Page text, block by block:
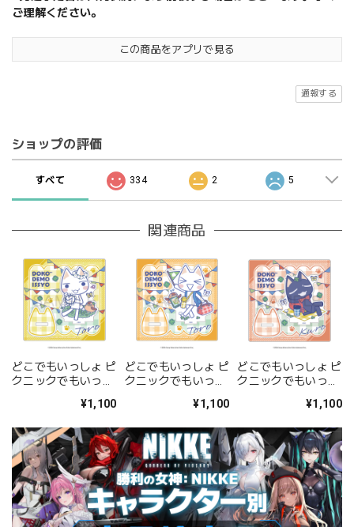
ご理解ください。
この商品をアプリで見る
通報する
ショップの評価
すべて 334 2 5
関連商品
どこでもいっしょ ピ
クニックでもいっし
<トロ 花冠ver.>¥1,100
どこでもいっしょ ピ
クニックでもいっし
¥1,100
どこでもいっしょ ピ
クニックでもいっし
¥1,100